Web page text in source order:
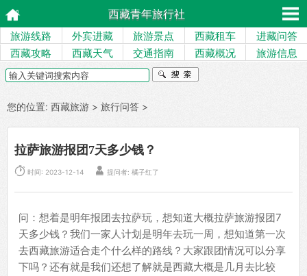
西藏青年旅行社
旅游线路 外宾进藏 旅游景点 西藏租车
进藏问答
西藏攻略
西藏天气 交通指南 西藏概况 旅游信息
您的位置: 西藏旅游 > 旅行问答 >
拉萨旅游报团7天多少钱？
 时间: 2023-12-14  提问者: 橘子红了
问：想着是明年报团去拉萨玩，想知道大概拉萨旅游报团7
天多少钱？我们一家人计划是明年去玩一周，想知道第一次
去西藏旅游适合走个什么样的路线？大家跟团情况可以分享
下吗？还有就是我们还想了解就是西藏大概是几月去比较